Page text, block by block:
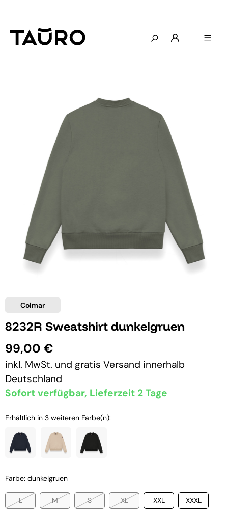
Colmar
8232R Sweatshirt dunkelgruen
99,00 €
inkl. MwSt. und gratis Versand innerhalb
Deutschland
Sofort verfügbar, Lieferzeit 2 Tage
Erhältlich in 3 weiteren Farbe(n):
Farbe: dunkelgruen
L M S XL XXL XXXL